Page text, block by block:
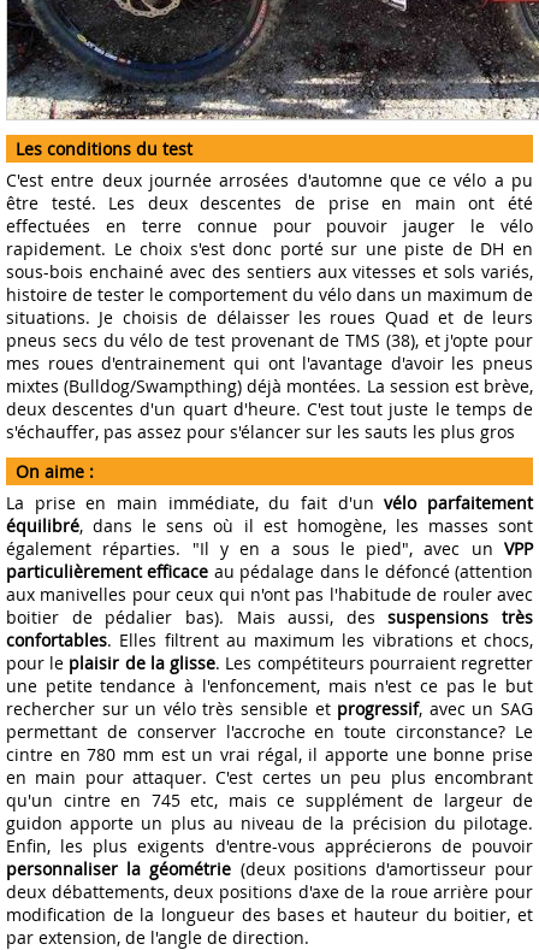
Les conditions du test
C'est entre deux journée arrosées d'automne que ce vélo a pu
être testé. Les deux descentes de prise en main ont été
effectuées en terre connue pour pouvoir jauger le vélo
rapidement. Le choix s'est donc porté sur une piste de DH en
sous-bois enchainé avec des sentiers aux vitesses et sols variés,
histoire de tester le comportement du vélo dans un maximum de
situations. Je choisis de délaisser les roues Quad et de leurs
pneus secs du vélo de test provenant de TMS (38), et j'opte pour
mes roues d'entrainement qui ont l'avantage d'avoir les pneus
mixtes (Bulldog/Swampthing) déjà montées. La session est brève,
deux descentes d'un quart d'heure. C'est tout juste le temps de
s'échauffer, pas assez pour s'élancer sur les sauts les plus gros
On aime :
La prise en main immédiate, du fait d'unvélo parfaitement
équilibré, dans le sens où il est homogène, les masses sont
également réparties. "Il y en a sous le pied", avec un VPP
particulièrement efficace au pédalage dans le défoncé (attention
aux manivelles pour ceux qui n'ont pas l'habitude de rouler avec
boitier de pédalier bas). Mais aussi, dessuspensions très
confortables. Elles filtrent au maximum les vibrations et chocs,
pour le plaisir de la glisse. Les compétiteurs pourraient regretter
une petite tendance à l'enfoncement, mais n'est ce pas le but
rechercher sur un vélo très sensible et progressif, avec un SAG
permettant de conserver l'accroche en toute circonstance? Le
cintre en 780 mm est un vrai régal, il apporte une bonne prise
en main pour attaquer. C'est certes un peu plus encombrant
qu'un cintre en 745 etc, mais ce supplément de largeur de
guidon apporte un plus au niveau de la précision du pilotage.
Enfin, les plus exigents d'entre-vous apprécierons de pouvoir
personnaliser la géométrie (deux positions d'amortisseur pour
deux débattements, deux positions d'axe de la roue arrière pour
modification de la longueur des bases et hauteur du boitier, et
par extension, de l'angle de direction.